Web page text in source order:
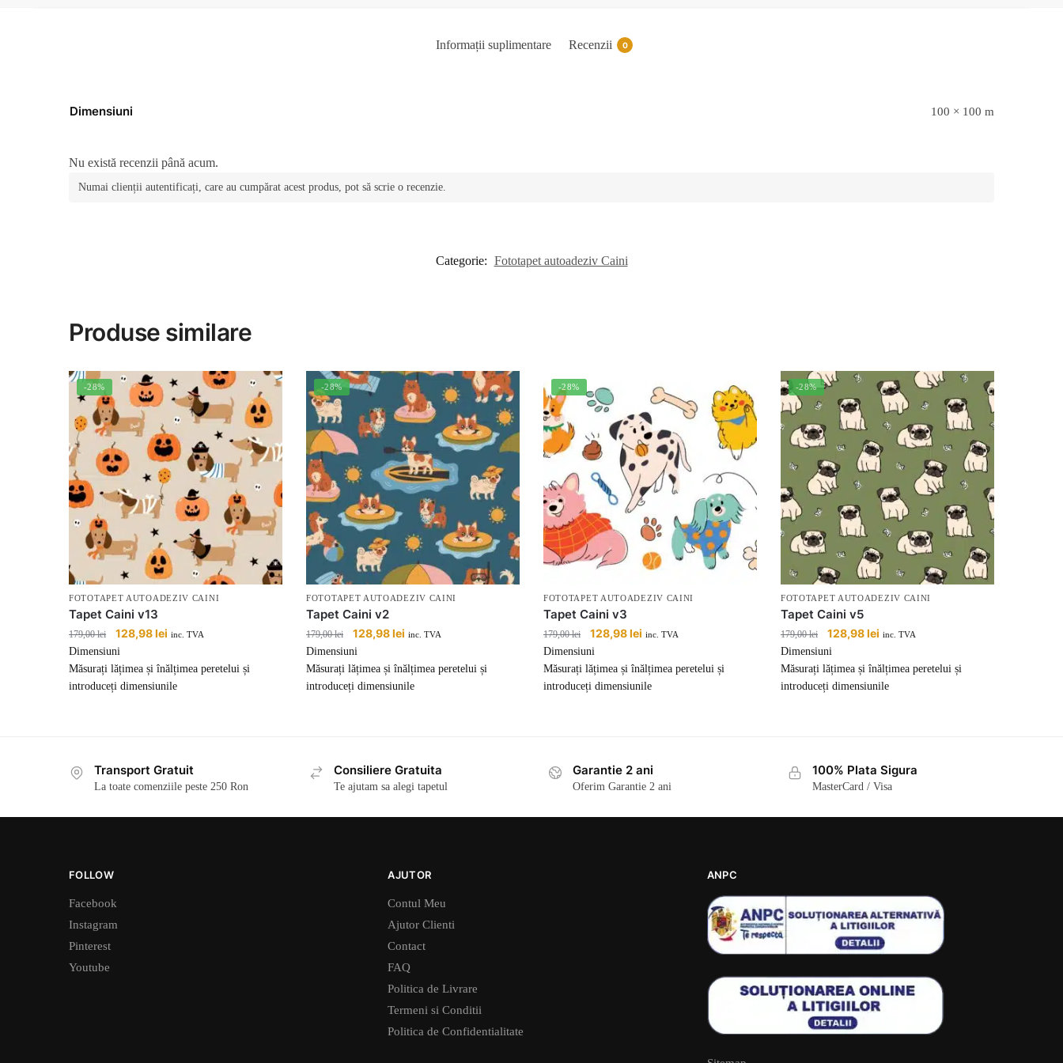
Informații suplimentare Recenzii 0
Dimensiuni 100 × 100 m
Nu există recenzii până acum.
Numai clienții autentificați, care au cumpărat acest produs, pot să scrie o recenzie.
Categorie: Fototapet autoadeziv Caini
Produse similare
-28%
FOTOTAPET AUTOADEZIV CAINI
Tapet Caini v13
179,00lei
Prețul
inițial
a
fost:
128,98lei Prețul
este:
128,98 lei.
inc. TVA
Dimensiuni
Măsurați lățimea și înălțimea peretelui și
introduceți dimensiunile
-28%
FOTOTAPET AUTOADEZIV CAINI
Tapet Caini v2
179,00lei
Prețul
inițial
a
fost:
128,98lei Prețul
este:
128,98 lei.
inc. TVA
Dimensiuni
Măsurați lățimea și înălțimea peretelui și
introduceți dimensiunile
-28%
FOTOTAPET AUTOADEZIV CAINI
Tapet Caini v3
179,00lei
Prețul
inițial
a
fost:
128,98leiPrețul
este:
128,98 lei.
inc. TVA
Dimensiuni
Măsurați lățimea și înălțimea peretelui și
introduceți dimensiunile
-28%
FOTOTAPET AUTOADEZIV CAINI
Tapet Caini v5
179,00lei
Prețul
inițial
a
fost:
128,98leiPrețul
este:
128,98 lei.
inc. TVA
Dimensiuni
Măsurați lățimea și înălțimea peretelui și
introduceți dimensiunile
Transport Gratuit
La toate comenziile peste 250 Ron
Consiliere Gratuita
Te ajutam sa alegi tapetul
Garantie 2 ani
Oferim Garantie 2 ani
100% Plata Sigura
MasterCard / Visa
FOLLOW
Facebook
Instagram
Pinterest
Youtube
AJUTOR
Contul Meu
Ajutor Clienti
Contact
FAQ
Politica de Livrare
Termeni si Conditii
Politica de Confidentialitate
ANPC